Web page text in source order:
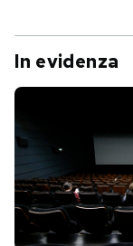
In evidenza